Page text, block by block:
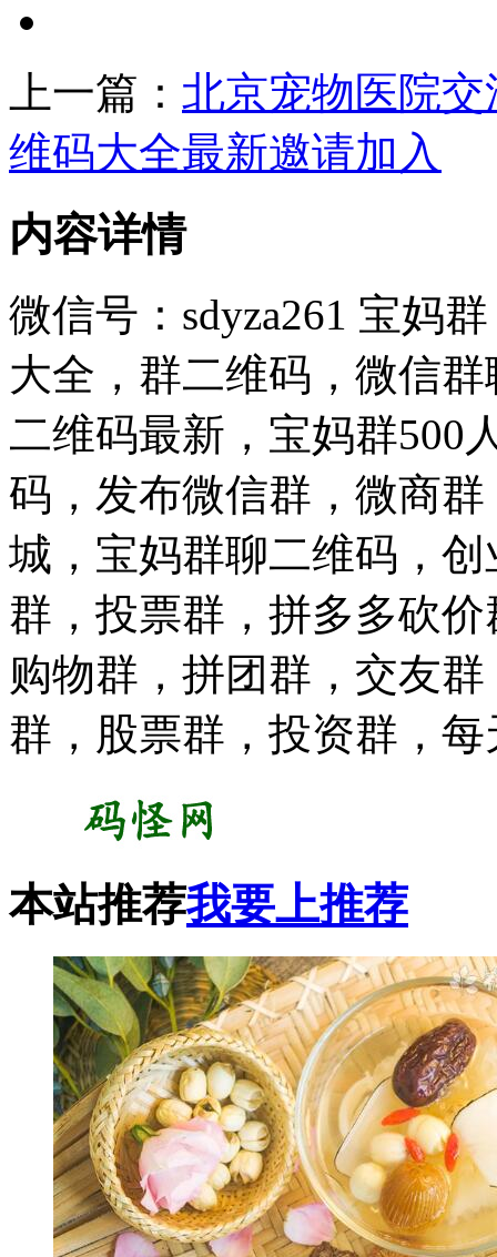
上一篇： 北京宠物医院交
维码大全最新邀请加入
内容详情
微信号：sdyza261 宝妈
大全，群二维码，微信
二维码最新，宝妈群500
码，发布微信群，微商
城，宝妈群聊二维码，
群，投票群，拼多多砍
购物群，拼团群，交友
群，股票群，投资群，
本站推荐我要上推荐